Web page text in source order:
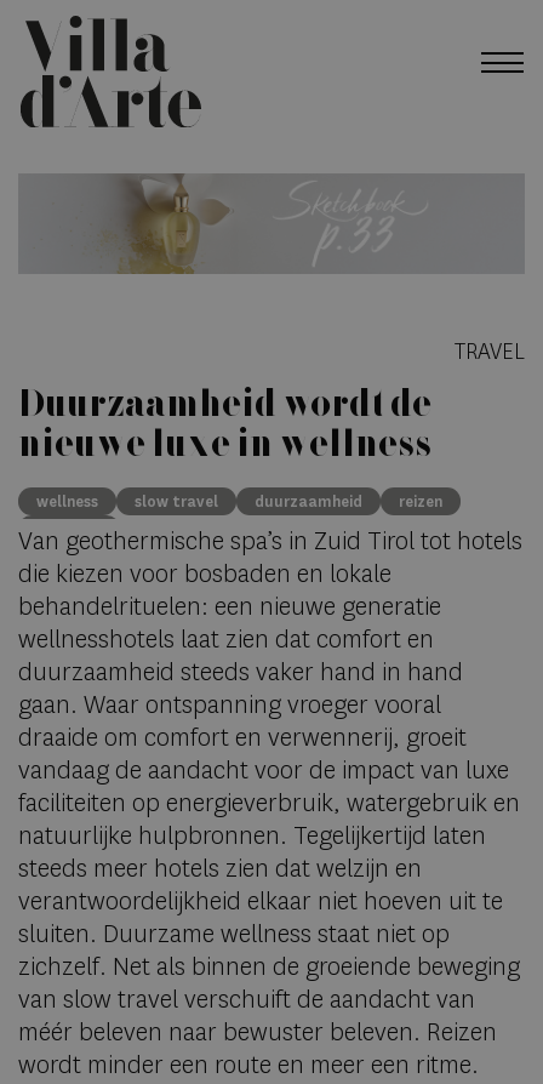
TRAVEL
Duurzaamheid wordt de
nieuwe luxe in wellness
wellness slow travel duurzaamheid
reizen
Van geothermische spa’s in Zuid Tirol tot hotels
die kiezen voor bosbaden en lokale
behandelrituelen: een nieuwe generatie
wellnesshotels laat zien dat comfort en
duurzaamheid steeds vaker hand in hand
gaan. Waar ontspanning vroeger vooral
draaide om comfort en verwennerij, groeit
vandaag de aandacht voor de impact van luxe
faciliteiten op energieverbruik, watergebruik en
natuurlijke hulpbronnen. Tegelijkertijd laten
steeds meer hotels zien dat welzijn en
verantwoordelijkheid elkaar niet hoeven uit te
sluiten. Duurzame wellness staat niet op
zichzelf. Net als binnen de groeiende beweging
van slow travel verschuift de aandacht van
méér beleven naar bewuster beleven. Reizen
wordt minder een route en meer een ritme.